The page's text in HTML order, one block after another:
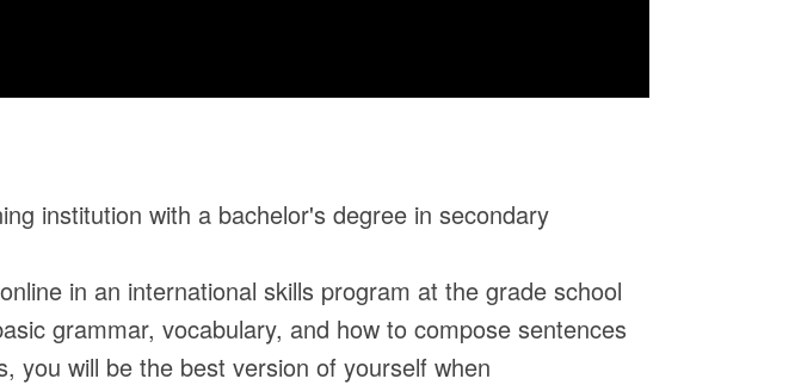
institution with a bachelor's degree in secondary
in an international skills program at the grade school
grammar, vocabulary, and how to compose sentences
you will be the best version of yourself when